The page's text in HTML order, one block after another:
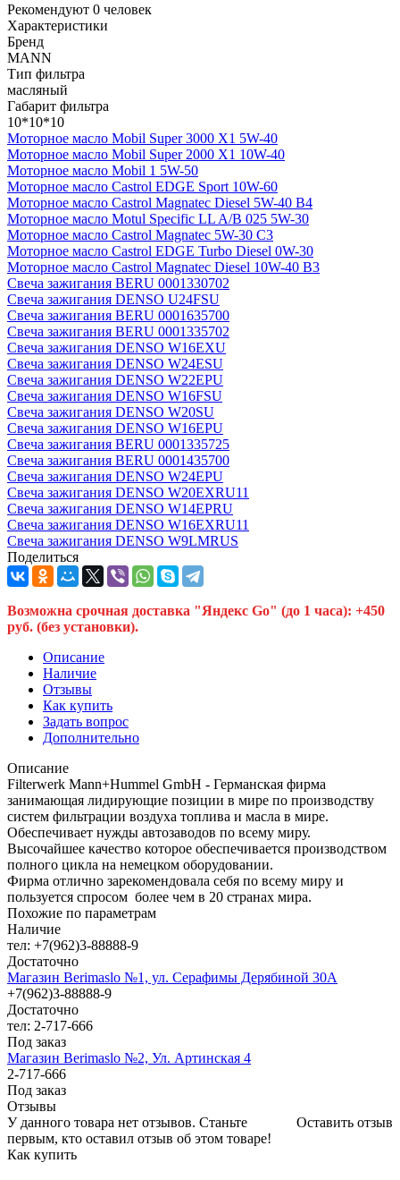
Рекомендуют 0 человек
Характеристики
Бренд
MANN
Тип фильтра
масляный
Габарит фильтра
10*10*10
Моторное масло Mobil Super 3000 X1 5W-40
Моторное масло Mobil Super 2000 X1 10W-40
Моторное масло Mobil 1 5W-50
Моторное масло Castrol EDGE Sport 10W-60
Моторное масло Castrol Magnatec Diesel 5W-40 В4
Моторное масло Motul Specific LL A/B 025 5W-30
Моторное масло Castrol Magnatec 5W-30 C3
Моторное масло Castrol EDGE Turbo Diesel 0W-30
Моторное масло Castrol Magnatec Diesel 10W-40 B3
Свеча зажигания BERU 0001330702
Свеча зажигания DENSO U24FSU
Свеча зажигания BERU 0001635700
Свеча зажигания BERU 0001335702
Свеча зажигания DENSO W16EXU
Свеча зажигания DENSO W24ESU
Свеча зажигания DENSO W22EPU
Свеча зажигания DENSO W16FSU
Свеча зажигания DENSO W20SU
Свеча зажигания DENSO W16EPU
Свеча зажигания BERU 0001335725
Свеча зажигания BERU 0001435700
Свеча зажигания DENSO W24EPU
Свеча зажигания DENSO W20EXRU11
Свеча зажигания DENSO W14EPRU
Свеча зажигания DENSO W16EXRU11
Свеча зажигания DENSO W9LMRUS
Поделиться
Возможна срочная доставка "Яндекс Go" (до 1 часа): +450
руб. (без установки).
Описание
Наличие
Отзывы
Как купить
Задать вопрос
Дополнительно
Описание
Filterwerk Mann+Hummel GmbH - Германская фирма
занимающая лидирующие позиции в мире по производству
систем фильтрации воздуха топлива и масла в мире.
Обеспечивает нужды автозаводов по всему миру.
Высочайшее качество которое обеспечивается производством
полного цикла на немецком оборудовании.
Фирма отлично зарекомендовала себя по всему миру и
пользуется спросом более чем в 20 странах мира.
Похожие по параметрам
Наличие
тел: +7(962)3-88888-9
Достаточно
Магазин Berimaslo №1, ул. Серафимы Дерябиной 30А
+7(962)3-88888-9
Достаточно
тел: 2-717-666
Под заказ
Магазин Berimaslo №2, Ул. Артинская 4
2-717-666
Под заказ
Отзывы
Оставить отзыв
У данного товара нет отзывов. Станьте
первым, кто оставил отзыв об этом товаре!
Как купить